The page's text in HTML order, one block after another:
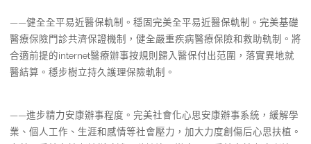
——健全全平易近醫保軌制。穩固完美全平易近醫保軌制。完美基礎
醫療保險門診共濟保證機制，健全嚴重疾病醫療保險和救助軌制。將
合適前提的internet醫療辦事按規則歸入醫保付出范圍，落實異地就
醫結算。穩步樹立持久護理保險軌制。
——進步精力安康辦事程度。完美社會化心思安康辦事系統，緩解學
業、個人工作、生涯和感情等社會壓力，加大力度創傷后心思扶植。